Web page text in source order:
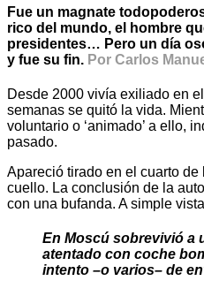
Fue un magnate
rico del mundo, el hombre
presidentes… Pero un día
y fue su fin. Por Carlos
Desde 2000 vivía exiliado en
semanas se quitó la vida.
voluntario o ‘animado’ a ello,
pasado.
Apareció tirado en el cuarto de
cuello. La conclusión de la
con una bufanda. A simple
En Moscú sobrevivió a
atentado con coche
intento –o varios– de